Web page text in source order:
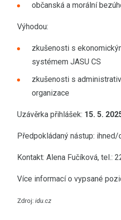
občanská a morální
Výhodou:
zkušenosti s
systémem JASU CS
zkušenosti s
organizace
Uzávěrka přihlášek: 15. 5.
Předpokládaný nástup:
Kontakt: Alena Fučíková, tel.:
Více informací o vypsané
Zdroj: idu.cz